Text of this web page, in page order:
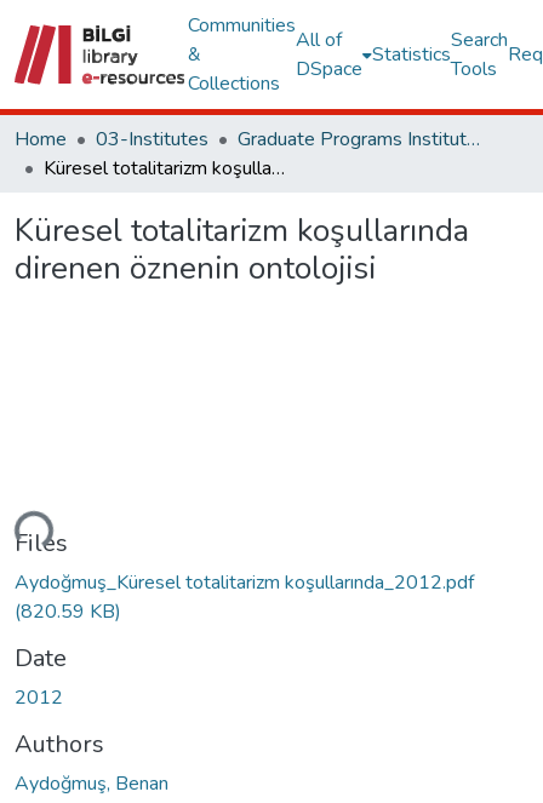
Communities
&
Collections
All of
DSpace
Statistics
Search
Tools
Home 03-Institutes
Graduate Programs Institute Thesis Collection
Küresel totalitarizm koşullarında direnen öznenin ontolojisi
Küresel totalitarizm koşullarında
direnen öznenin ontolojisi
Files
Aydoğmuş_Küresel totalitarizm koşullarında_2012.pdf
(820.59 KB)
Date
2012
Authors
Aydoğmuş, Benan